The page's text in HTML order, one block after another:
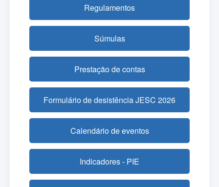
Regulamentos
Súmulas
Prestação de contas
Formulário de desistência JESC 2026
Calendário de eventos
Indicadores - PIE